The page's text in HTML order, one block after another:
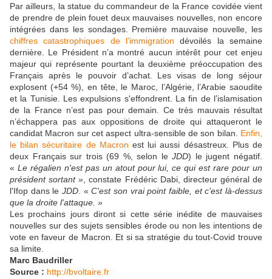
Par ailleurs, la statue du commandeur de la France covidée vient
de prendre de plein fouet deux mauvaises nouvelles, non encore
intégrées dans les sondages. Première mauvaise nouvelle, les
chiffres catastrophiques de l’immigration dévoilés la semaine
dernière. Le Président n’a montré aucun intérêt pour cet enjeu
majeur qui représente pourtant la deuxième préoccupation des
Français après le pouvoir d’achat. Les visas de long séjour
explosent (+54 %), en tête, le Maroc, l’Algérie, l’Arabie saoudite
et la Tunisie. Les expulsions s'effondrent. La fin de l’islamisation
de la France n’est pas pour demain. Ce très mauvais résultat
n’échappera pas aux oppositions de droite qui attaqueront le
candidat Macron sur cet aspect ultra-sensible de son bilan. Enfin,
le bilan sécuritaire de Macron est lui aussi désastreux. Plus de
deux Français sur trois (69 %, selon leJDD) le jugent négatif.
« Le régalien n'est pas un atout pour lui, ce qui est rare pour un
président sortant » , constate Frédéric Dabi, directeur général de
l'Ifop dans le JDD . «C'est son vrai point faible, et c'est là-dessus
que la droite l'attaque. »
Les prochains jours diront si cette série inédite de mauvaises
nouvelles sur des sujets sensibles érode ou non les intentions de
vote en faveur de Macron. Et si sa stratégie du tout-Covid trouve
sa limite.
Marc Baudriller
Source : http://bvoltaire.fr